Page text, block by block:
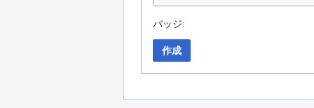
バッジ:
作成